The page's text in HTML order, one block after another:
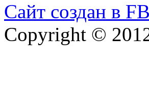
Сайт создан в
Copyright ©